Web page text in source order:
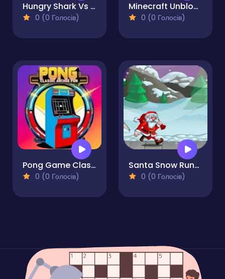
Hungry Shark Vs Skibidi
0 (0 Голосів)
Minecraft Unblocked Online
0 (0 Голосів)
Pong Game Classic Arcade Fun!
0 (0 Голосів)
Santa Snow Runner
0 (0 Голосів)